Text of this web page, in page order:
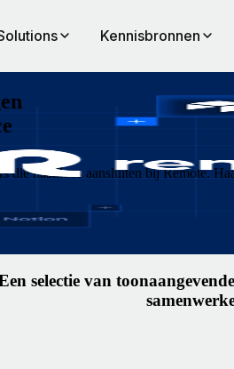
Kennisbronnen
naadloos aansluiten bij Remote.
selectie van